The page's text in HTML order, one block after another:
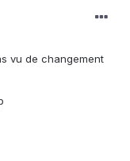
vu de changement